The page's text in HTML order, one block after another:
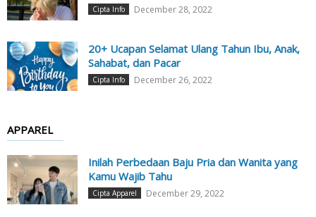
Cipta Info December 28, 2022
20+ Ucapan Selamat Ulang Tahun Ibu, Anak,
Sahabat, dan Pacar
Cipta Info December 26, 2022
APPAREL
Inilah Perbedaan Baju Pria dan Wanita yang
Kamu Wajib Tahu
Cipta Apparel December 29, 2022